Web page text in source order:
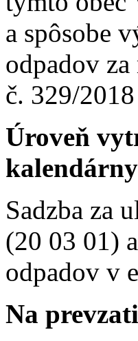
a spôsobe
odpadov
č. 329/
Úroveň
Sadzba za
(20 03 01)
odpadov v
Na